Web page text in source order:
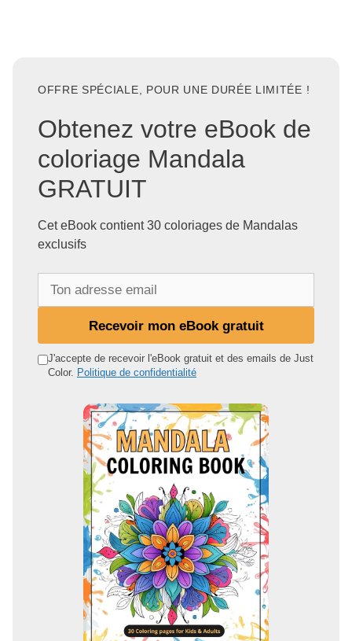
OFFRE SPÉCIALE, POUR UNE DURÉE LIMITÉE !
Obtenez votre eBook de
coloriage Mandala
GRATUIT
Cet eBook contient 30 coloriages de Mandalas
exclusifs
d
Recevoir mon eBook gratuit
J'accepte de recevoir l'eBook gratuit et des emails de Just
Color. Politique de confidentialité